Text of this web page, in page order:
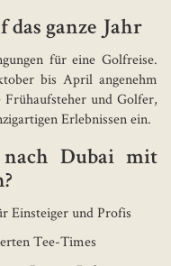
ganze Jahr
für eine Golfreise.
bis April angenehm
und Golfer,
Erlebnissen ein.
nach Dubai mit
Einsteiger und Profis
Tee-Times